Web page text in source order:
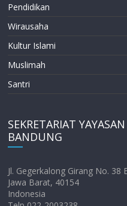
Pendidikan
Wirausaha
Kultur Islami
Muslimah
Santri
SEKRETARIAT
BANDUNG
Jl. Gegerkalong Girang No. 38
Jawa Barat, 40154
Indonesia